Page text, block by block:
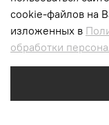
г. Москва,
cookie-файлов на
изложенных в
обработки